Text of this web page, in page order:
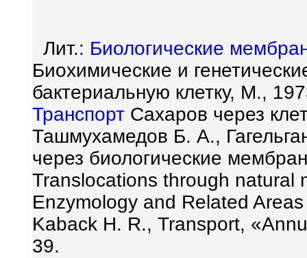
Лит.: Биологические
Биохимические и
бактериальную клетку, М.,
Транспорт Сахаров через
Ташмухамедов Б. А.,
через биологические
Translocations through natural
Enzymology and Related
Kaback Н. R., Transport,
39.